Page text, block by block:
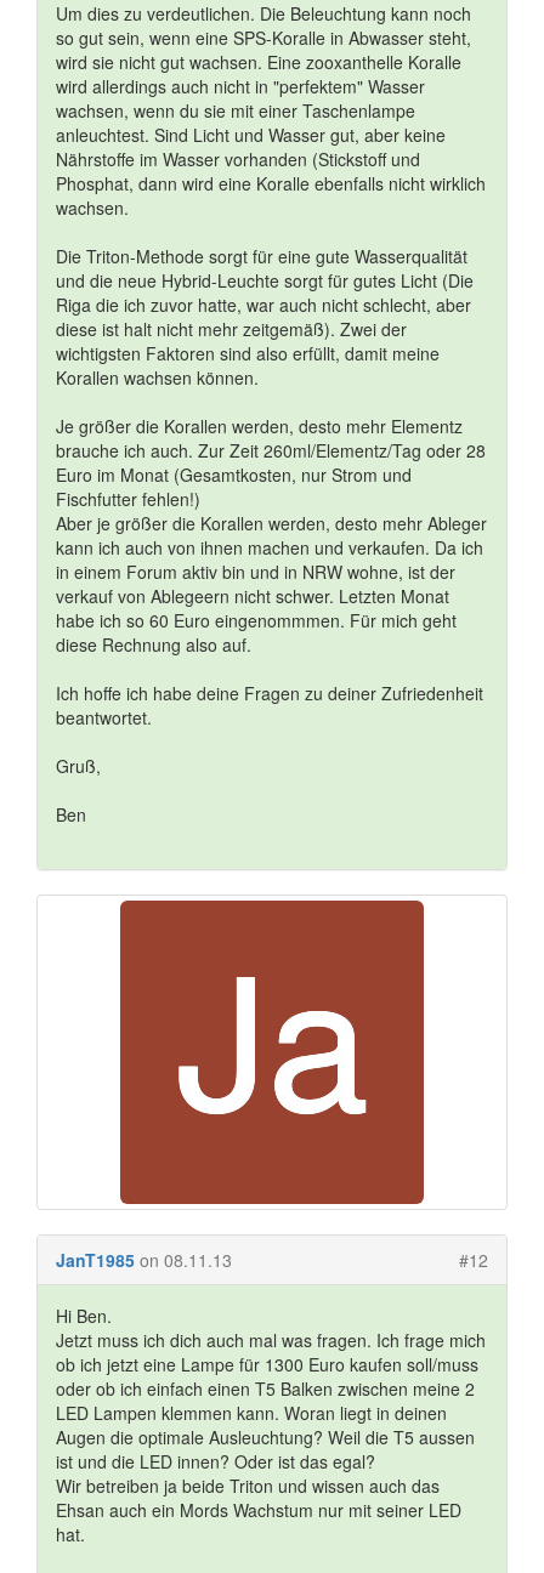
Um dies zu verdeutlichen. Die Beleuchtung kann noch
so gut sein, wenn eine SPS-Koralle in Abwasser steht,
wird sie nicht gut wachsen. Eine zooxanthelle Koralle
wird allerdings auch nicht in "perfektem" Wasser
wachsen, wenn du sie mit einer Taschenlampe
anleuchtest. Sind Licht und Wasser gut, aber keine
Nährstoffe im Wasser vorhanden (Stickstoff und
Phosphat, dann wird eine Koralle ebenfalls nicht wirklich
wachsen.
Die Triton-Methode sorgt für eine gute Wasserqualität
und die neue Hybrid-Leuchte sorgt für gutes Licht (Die
Riga die ich zuvor hatte, war auch nicht schlecht, aber
diese ist halt nicht mehr zeitgemäß). Zwei der
wichtigsten Faktoren sind also erfüllt, damit meine
Korallen wachsen können.
Je größer die Korallen werden, desto mehr Elementz
brauche ich auch. Zur Zeit 260ml/Elementz/Tag oder 28
Euro im Monat (Gesamtkosten, nur Strom und
Fischfutter fehlen!)
Aber je größer die Korallen werden, desto mehr Ableger
kann ich auch von ihnen machen und verkaufen. Da ich
in einem Forum aktiv bin und in NRW wohne, ist der
verkauf von Ablegeern nicht schwer. Letzten Monat
habe ich so 60 Euro eingenommmen. Für mich geht
diese Rechnung also auf.
Ich hoffe ich habe deine Fragen zu deiner Zufriedenheit
beantwortet.
Gruß,
Ben
JanT1985 on 08.11.13 #12
Hi Ben.
Jetzt muss ich dich auch mal was fragen. Ich frage mich
ob ich jetzt eine Lampe für 1300 Euro kaufen soll/muss
oder ob ich einfach einen T5 Balken zwischen meine 2
LED Lampen klemmen kann. Woran liegt in deinen
Augen die optimale Ausleuchtung? Weil die T5 aussen
ist und die LED innen? Oder ist das egal?
Wir betreiben ja beide Triton und wissen auch das
Ehsan auch ein Mords Wachstum nur mit seiner LED
hat.